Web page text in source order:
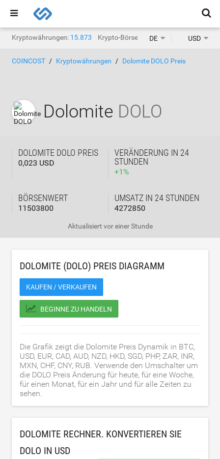
Kryptowährungen: 15.873 Krypto-Börsen: 1.468
DE USD
COINCOST Kryptowährungen Dolomite DOLO Preis
Dolomite DOLO
DOLOMITE DOLO PREIS
0,023 USD
VERÄNDERUNG IN 24
STUNDEN
+1%
BÖRSENWERT
11503800
UMSATZ IN 24 STUNDEN
4272850
Aktualisiert vor einer Stunde
DOLOMITE (DOLO) PREIS DIAGRAMM
KAUFEN / VERKAUFEN
BEGINNE ZU HANDELN
Die Grafik zeigt die Dolomite Preis Dynamik in BTC,
USD, EUR, CAD, AUD, NZD, HKD, SGD, PHP, ZAR, INR,
MXN, CHF, CNY, RUB. Verwende den Umschalter um
die DOLO Preis Änderung für heute, für eine Woche,
für einen Monat, für ein Jahr und für alle Zeiten zu
sehen.
DOLOMITE RECHNER. KONVERTIEREN SIE
DOLO IN USD